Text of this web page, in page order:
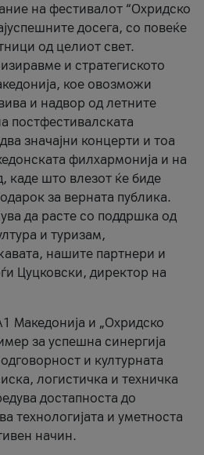
на фестивалот “Охридско
досега, со повеќе
од целиот свет.
и стратегиското
кое овозможи
и надвор од летните
постфестивалската
значајни концерти и тоа
филхармонија и на
каде што влезот ќе биде
за верната публика.
да расте со поддршка од
и туризам,
нашите партнери и
Цуцковски, директор на
Македонија и „Охридско
за успешна синергија
и културната
логистичка и техничка
достапноста до
технологијата и уметноста
начин.